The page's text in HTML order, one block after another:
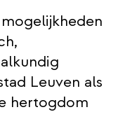
Leuven als
hertogdom